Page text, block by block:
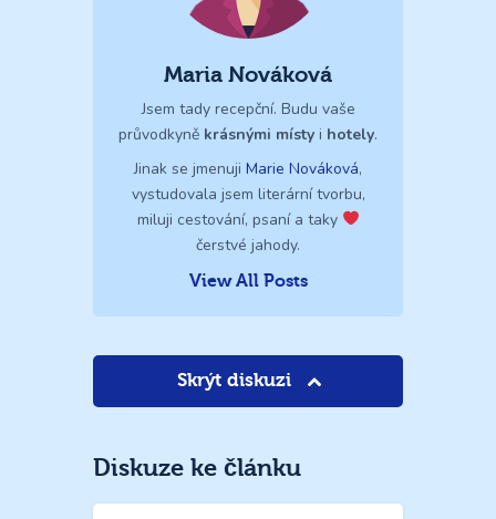
Maria Nováková
Jsem tady recepční. Budu vaše
průvodkyně krásnými místy i hotely.
Jinak se jmenuji Marie Nováková,
vystudovala jsem literární tvorbu,
miluji cestování, psaní a taky
čerstvé jahody.
View All Posts
Skrýt diskuzi
Diskuze ke článku